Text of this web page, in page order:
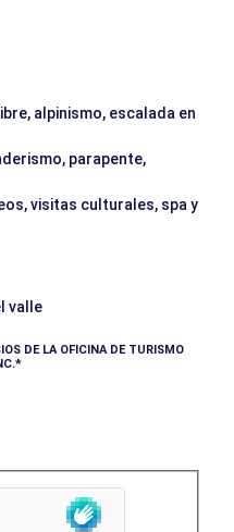
alpinismo, escalada en
parapente,
visitas culturales, spa y
valle
DE LA OFICINA DE TURISMO